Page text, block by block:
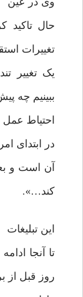
حال
تغییرات
یک تغییر
ببینیم چه
احتیاط
در ابتدای
آن است و
کند…».
این تبلیغات
تا آنجا
روز قبل از